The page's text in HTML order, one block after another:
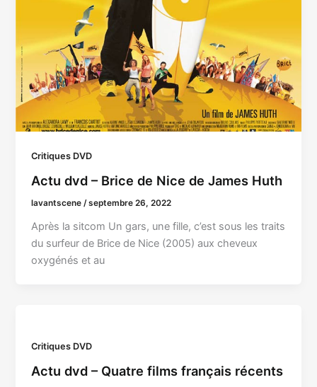
Critiques DVD
Actu dvd – Brice de Nice de James Huth
lavantscene/septembre 26, 2022
Après la sitcom Un gars, une fille, c’est sous les traits
du surfeur de Brice de Nice (2005) aux cheveux
oxygénés et au
Critiques DVD
Actu dvd – Quatre films français récents